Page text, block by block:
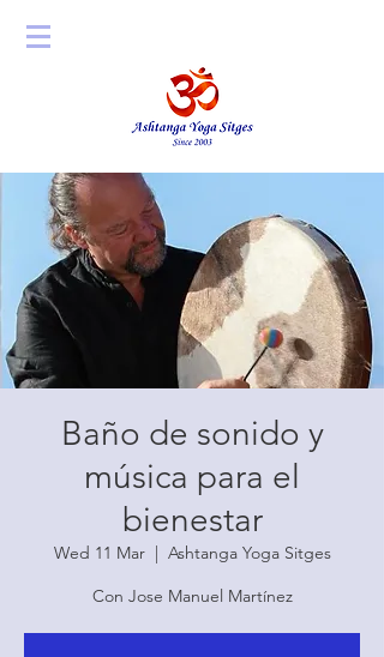
Baño de sonido y
música para el
bienestar
Wed 11 Mar
  |
Ashtanga Yoga Sitges
Con Jose Manuel Martínez